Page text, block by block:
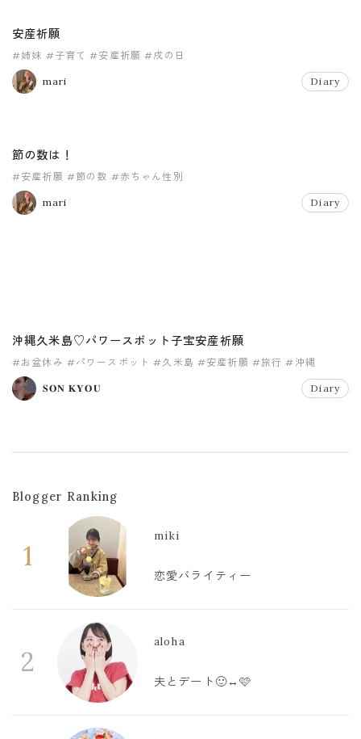
安産祈願
#姉妹 #子育て #安産祈願 #戌の日
mari Diary
節の数は！
#安産祈願 #節の数 #赤ちゃん性別
mari Diary
沖縄久米島♡パワースポット子宝安産祈願
#お盆休み #パワースポット #久米島 #安産祈願 #旅行 #沖縄
𝐒𝐎𝐍 𝐊𝐘𝐎𝐔 Diary
Blogger Ranking
1
miki
恋愛バライティー
2
aloha
夫とデート🙂‍↔️🩷